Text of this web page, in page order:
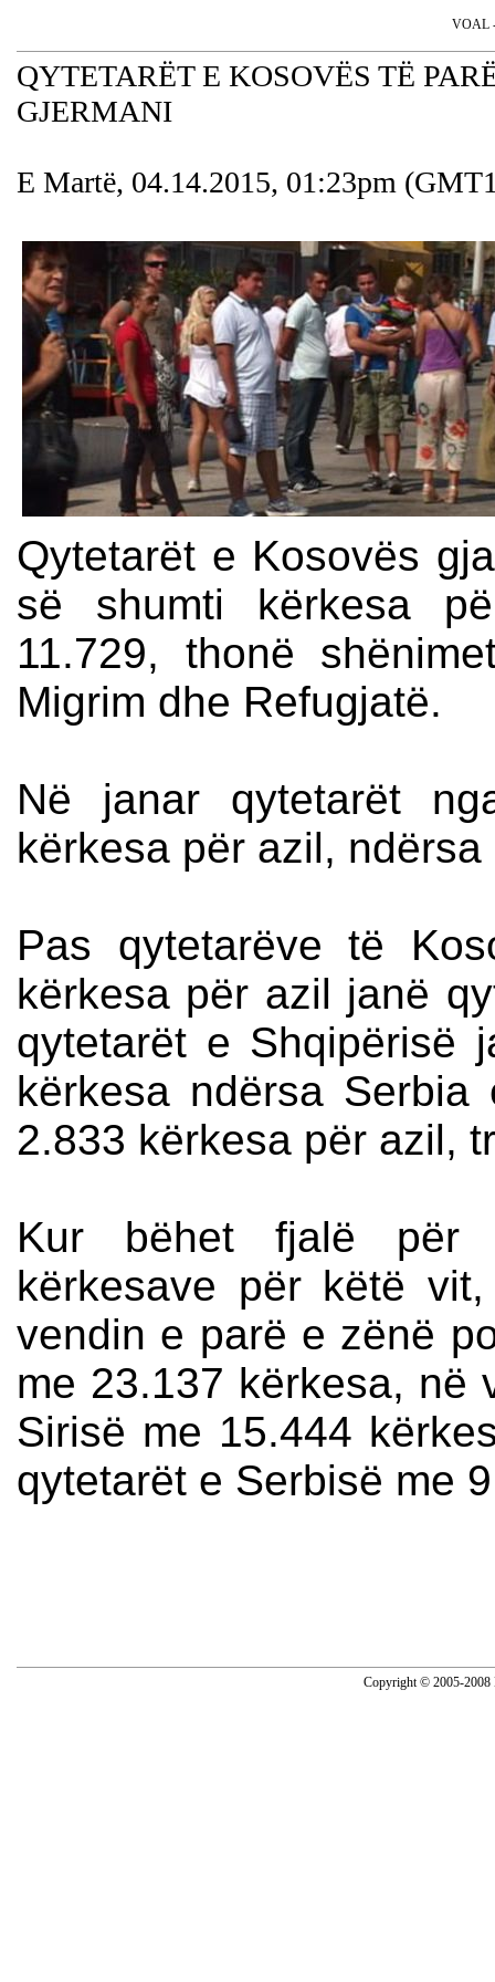
VOAL
QYTETARËT E KOSOVËS TË
GJERMANI
E Martë, 04.14.2015, 01:23pm
Qytetarët e Kosovës
së shumti kërkesa
11.729, thonë
Migrim dhe Refugjatë.
Në janar qytetarët
kërkesa për azil,
Pas qytetarëve të
kërkesa për azil janë
qytetarët e Shqipërisë
kërkesa ndërsa
2.833 kërkesa për azil,
Kur bëhet fjalë për
kërkesave për këtë
vendin e parë e zënë
me 23.137 kërkesa, në
Sirisë me 15.444
qytetarët e Serbisë me
Copyright © 2005-